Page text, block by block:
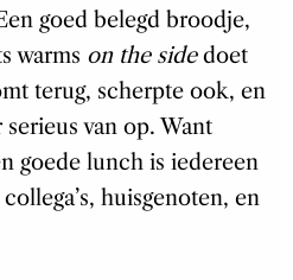
goed belegd broodje,
warms on the sidedoet
terug, scherpte ook, en
van op. Want
goede lunch is iedereen
huisgenoten, en